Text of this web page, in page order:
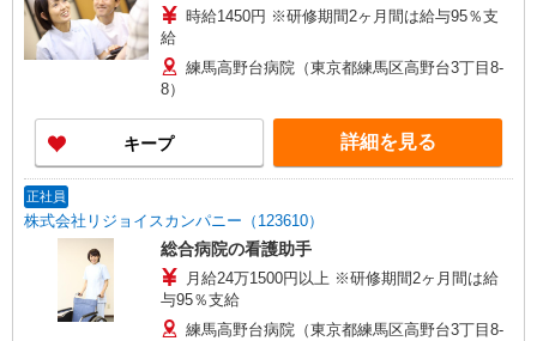
時給1450円 ※研修期間2ヶ月間は給与95％支
給
練馬高野台病院（東京都練馬区高野台3丁目8-
8）
キープ 詳細を見る
正社員
株式会社リジョイスカンパニー（123610）
総合病院の看護助手
月給24万1500円以上 ※研修期間2ヶ月間は給
与95％支給
練馬高野台病院（東京都練馬区高野台3丁目8-